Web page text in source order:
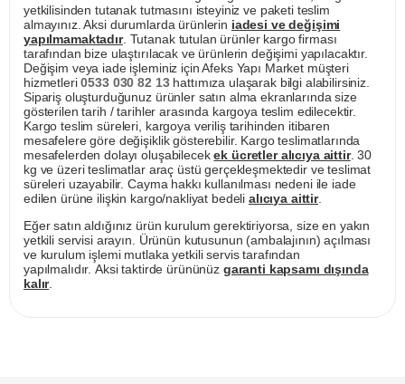
yetkilisinden tutanak tutmasını isteyiniz ve paketi teslim
almayınız. Aksi durumlarda ürünlerin iadesi ve değişimi
yapılmamaktadır. Tutanak tutulan ürünler kargo firması
tarafından bize ulaştırılacak ve ürünlerin değişimi yapılacaktır.
Değişim veya iade işleminiz için Afeks Yapı Market müşteri
hizmetleri0533 030 82 13hattımıza ulaşarak bilgi alabilirsiniz.
Sipariş oluşturduğunuz ürünler satın alma ekranlarında size
gösterilen tarih / tarihler arasında kargoya teslim edilecektir.
Kargo teslim süreleri, kargoya veriliş tarihinden itibaren
mesafelere göre değişiklik gösterebilir. Kargo teslimatlarında
mesafelerden dolayı oluşabilecekek ücretler alıcıya aittir. 30
kg ve üzeri teslimatlar araç üstü gerçekleşmektedir ve teslimat
süreleri uzayabilir. Cayma hakkı kullanılması nedeni ile iade
edilen ürüne ilişkin kargo/nakliyat bedeli alıcıya aittir.
Eğer satın aldığınız ürün kurulum gerektiriyorsa, size en yakın
yetkili servisi arayın. Ürünün kutusunun (ambalajının) açılması
ve kurulum işlemi mutlaka yetkili servis tarafından
yapılmalıdır. Aksi taktirde ürününüz garanti kapsamı dışında
kalır.